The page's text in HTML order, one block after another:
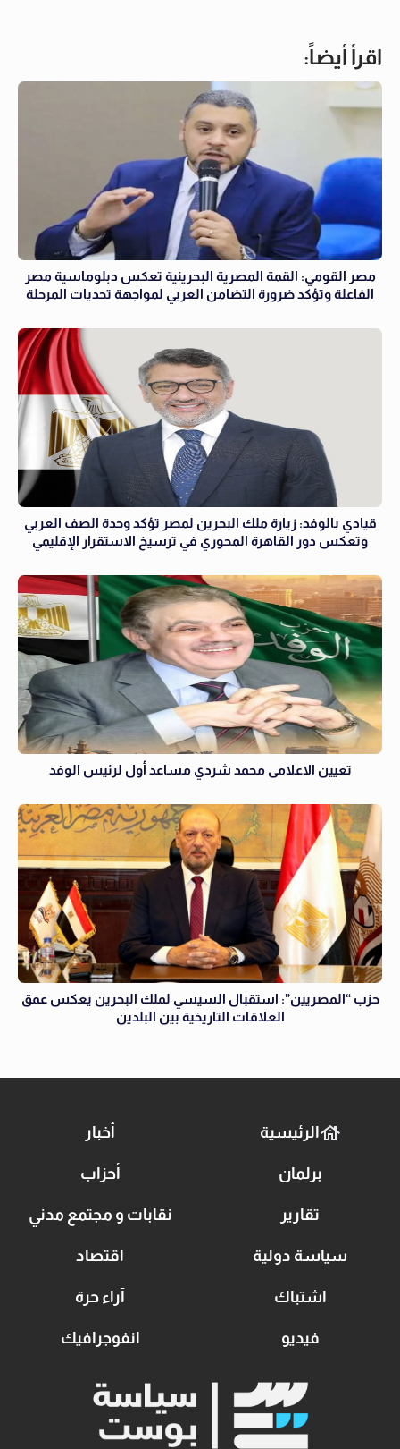
اقرأ أيضاً:
مصر القومي: القمة المصرية البحرينية تعكس دبلوماسية مصر
الفاعلة وتؤكد ضرورة التضامن العربي لمواجهة تحديات المرحلة
قيادي بالوفد: زيارة ملك البحرين لمصر تؤكد وحدة الصف العربي
وتعكس دور القاهرة المحوري في ترسيخ الاستقرار الإقليمي
تعيين الاعلامى محمد شردي مساعد أول لرئيس الوفد
حزب “المصريين”: استقبال السيسي لملك البحرين يعكس عمق
العلاقات التاريخية بين البلدين
الرئيسية أخبار
برلمان أحزاب
تقارير نقابات و مجتمع مدني
سياسة دولية اقتصاد
اشتباك آراء حرة
فيديو انفوجرافيك